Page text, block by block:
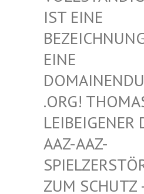
NE BEZEIC
HNUNG FÜR
OMAIN
ENDUNG,
THOMAS
GENER
Z-SPIELZ
ERSTÖRER
HUTZ –